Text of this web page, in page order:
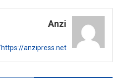
المقالات
Anzi
https://anzipress.net/